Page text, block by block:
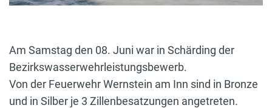
Am Samstag den 08. Juni war in Schärding der
Bezirkswasserwehrleistungsbewerb.
Von der Feuerwehr Wernstein am Inn sind in Bronze
und in Silber je 3 Zillenbesatzungen angetreten.